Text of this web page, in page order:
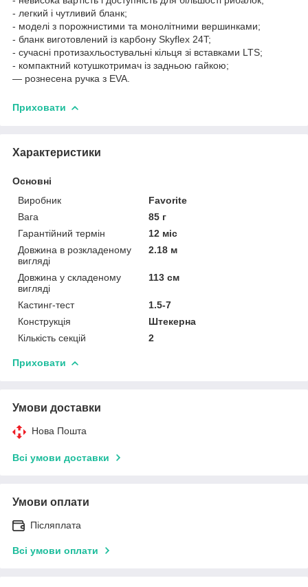
- легкий і чутливий бланк;
- моделі з порожнистими та монолітними вершинками;
- бланк виготовлений із карбону Skyflex 24T;
- сучасні протизахльостувальні кільця зі вставками LTS;
- компактний котушкотримач із задньою гайкою;
— рознесена ручка з EVA.
Приховати
Характеристики
Основні
Виробник
Favorite
Вага
85 г
Гарантійний термін
12 міс
Довжина в розкладеному
вигляді
2.18 м
Довжина у складеному
вигляді
113 см
Кастинг-тест
1.5-7
Конструкція
Штекерна
Кількість секцій
2
Приховати
Умови доставки
Нова Пошта
Всі умови доставки
Умови оплати
Післяплата
Всі умови оплати